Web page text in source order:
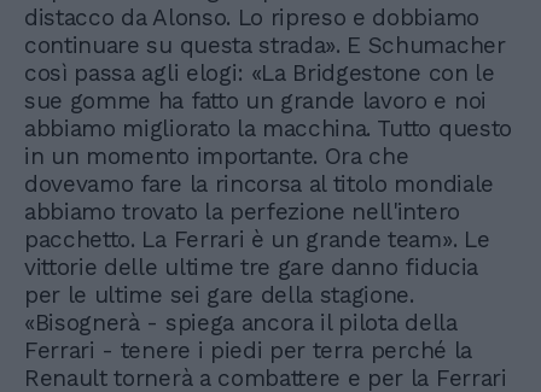
distacco da Alonso. Lo ripreso e dobbiamo
continuare su questa strada». E Schumacher
così passa agli elogi: «La Bridgestone con le
sue gomme ha fatto un grande lavoro e noi
abbiamo migliorato la macchina. Tutto questo
in un momento importante. Ora che
dovevamo fare la rincorsa al titolo mondiale
abbiamo trovato la perfezione nell'intero
pacchetto. La Ferrari è un grande team». Le
vittorie delle ultime tre gare danno fiducia
per le ultime sei gare della stagione.
«Bisognerà - spiega ancora il pilota della
Ferrari - tenere i piedi per terra perché la
Renault tornerà a combattere e per la Ferrari